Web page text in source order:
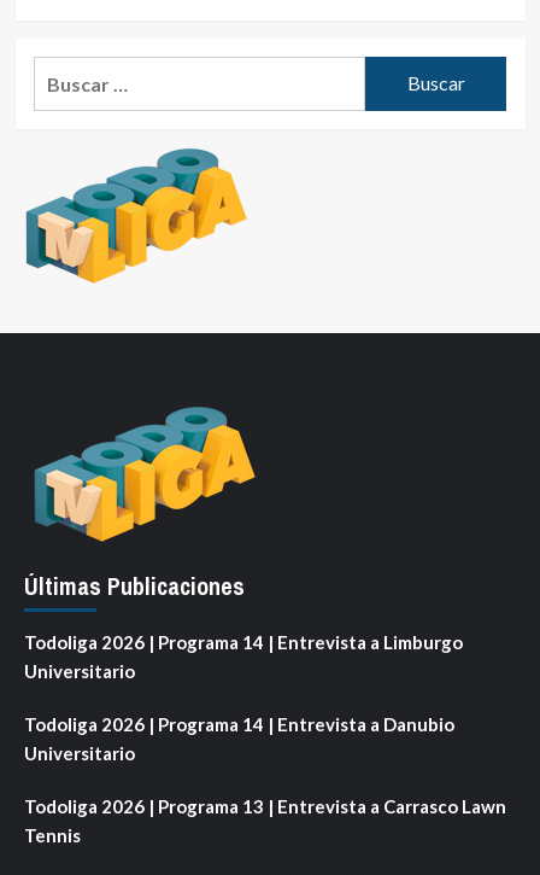
Últimas Publicaciones
Todoliga 2026 | Programa 14 | Entrevista a Limburgo
Universitario
Todoliga 2026 | Programa 14 | Entrevista a Danubio
Universitario
Todoliga 2026 | Programa 13 | Entrevista a Carrasco Lawn
Tennis